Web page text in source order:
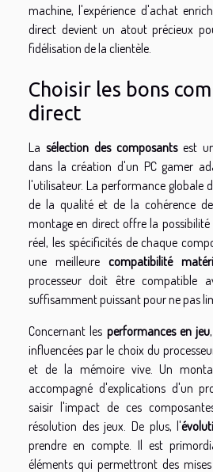
machine, l'expérience d'achat
direct devient un atout précieux
fidélisation de la clientèle.
Choisir les bons
direct
La sélection des composantsest
dans la création d'un PC gamer
l'utilisateur. La performance globale
de la qualité et de la cohérence
montage en direct offre la
réel, les spécificités de chaque
une meilleure compatibilité
processeur doit être compatible
suffisamment puissant pour ne pas
Concernant les performances en jeu
influencées par le choix du
et de la mémoire vive. Un
accompagné d'explications d'un
saisir l'impact de ces
résolution des jeux. De plus, l'
prendre en compte. Il est
éléments qui permettront des